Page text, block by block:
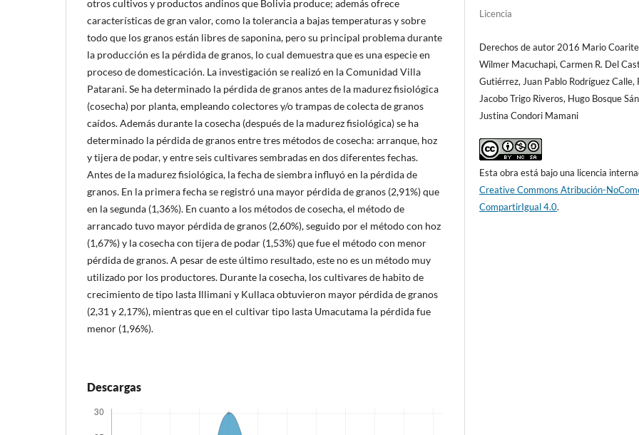
otros cultivos y productos andinos que Bolivia produce; además ofrece
características de gran valor, como la tolerancia a bajas temperaturas y sobre
todo que los granos están libres de saponina, pero su principal problema durante
la producción es la pérdida de granos, lo cual demuestra que es una especie en
proceso de domesticación. La investigación se realizó en la Comunidad Villa
Patarani. Se ha determinado la pérdida de granos antes de la madurez fisiológica
(cosecha) por planta, empleando colectores y/o trampas de colecta de granos
caídos. Además durante la cosecha (después de la madurez fisiológica) se ha
determinado la pérdida de granos entre tres métodos de cosecha: arranque, hoz
y tijera de podar, y entre seis cultivares sembradas en dos diferentes fechas.
Antes de la madurez fisiológica, la fecha de siembra influyó en la pérdida de
granos. En la primera fecha se registró una mayor pérdida de granos (2,91%) que
en la segunda (1,36%). En cuanto a los métodos de cosecha, el método de
arrancado tuvo mayor pérdida de granos (2,60%), seguido por el método con hoz
(1,67%) y la cosecha con tijera de podar (1,53%) que fue el método con menor
pérdida de granos. A pesar de este último resultado, este no es un método muy
utilizado por los productores. Durante la cosecha, los cultivares de habito de
crecimiento de tipo lasta Illimani y Kullaca obtuvieron mayor pérdida de granos
(2,31 y 2,17%), mientras que en el cultivar tipo lasta Umacutama la pérdida fue
menor (1,96%).
Descargas
Licencia
Derechos de autor 2016 Mario
Wilmer Macuchapi, Carmen R. Del
Gutiérrez, Juan Pablo Rodríguez Calle,
Jacobo Trigo Riveros, Hugo Bosque
Justina Condori Mamani
Esta obra está bajo una licencia
Creative Commons Atribución-
CompartirIgual 4.0.